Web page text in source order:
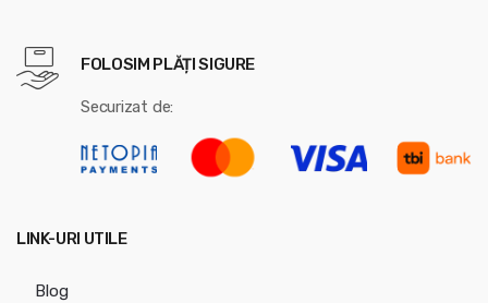
FOLOSIM PLĂȚI SIGURE
Securizat de:
LINK-URI UTILE
Blog